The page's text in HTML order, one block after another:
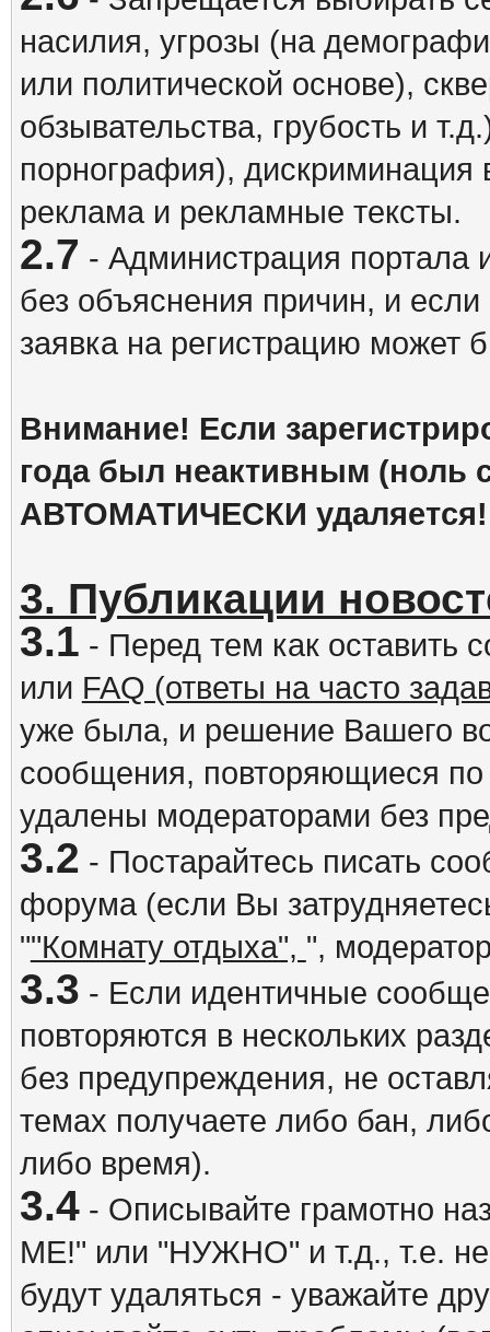
насилия, угрозы (на
или политической основе),
обзывательства, грубость и
порнография),
реклама и рекламные тексты.
2.7 - Администрация портала
без объяснения причин, и
заявка на регистрацию может
Внимание! Если
года был неактивным (ноль
АВТОМАТИЧЕСКИ удаляется!
3. Публикации
3.1 - Перед тем как оставить
или FAQ (ответы на часто
уже была, и решение Вашего
сообщения, повторяющиеся
удалены модераторами без
3.2 - Постарайтесь писать
форума (если Вы
""Комнату отдыха", ",
3.3 - Если идентичные
повторяются в нескольких
без предупреждения, не
темах получаете либо бан,
либо время).
3.4- Описывайте грамотно
ME!" или "НУЖНО" и т.д., т.е.
будут удаляться - уважайте